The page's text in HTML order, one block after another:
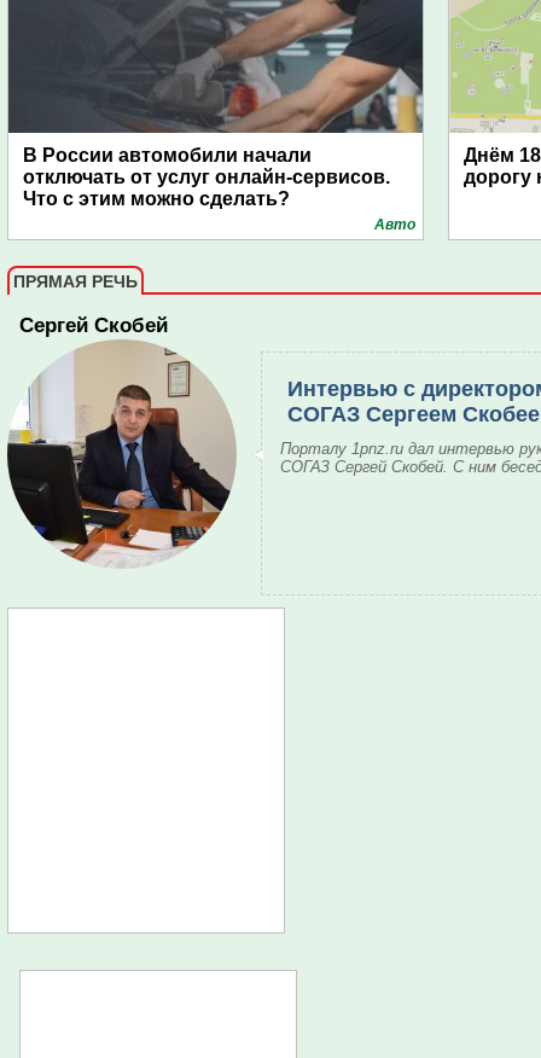
В России автомобили начали
отключать от услуг онлайн-сервисов.
Что с этим можно сделать?
Авто
Днём
дорогу
ПРЯМАЯ РЕЧЬ
Сергей Скобей
Интервью с
СОГАЗ Сергеем
Порталу 1pnz.ru дал интервью
СОГАЗ Сергей Скобей. С ним